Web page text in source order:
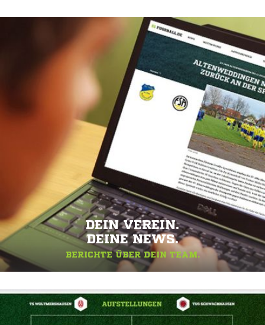
DEIN VEREIN.
DEINE NEWS.
BERICHTE ÜBER DEIN TEAM.